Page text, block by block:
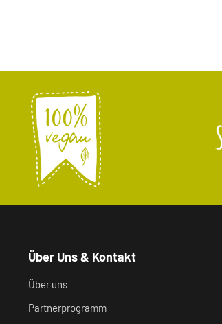
Über Uns & Kontakt
Über uns
Partnerprogramm